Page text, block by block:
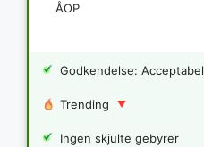
ÅOP
Godkendelse: Acceptabel
Trending
Ingen skjulte gebyrer